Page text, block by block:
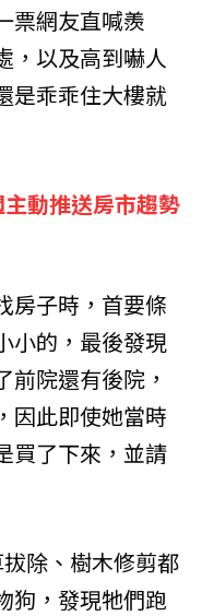
票網友直喊羨
，以及高到嚇人
是乖乖住大樓就
動推送房市趨勢
房子時，首要條
小的，最後發現
院還有後院，
因此即使她當時
買了下來，並請
除、樹木修剪都
狗，發現牠們跑